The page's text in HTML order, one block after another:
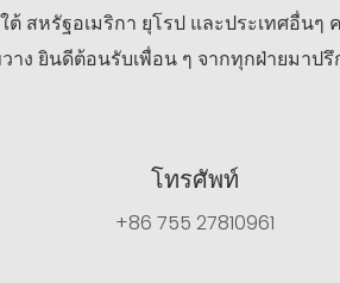
สหรัฐอเมริกา ยุโรป และประเทศอื่น
าง ยินดีต้อนรับเพื่อน ๆ จากทุกฝ่ายมาป
โทรศัพท์
+86 755 27810961